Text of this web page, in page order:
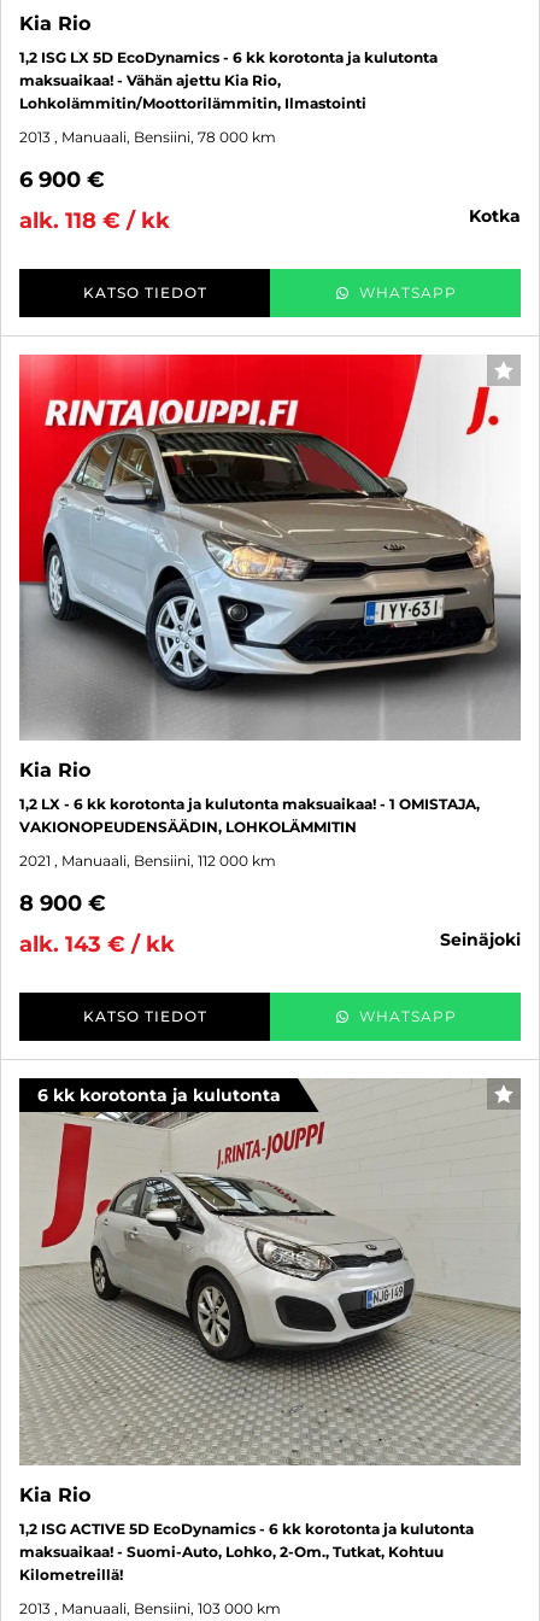
Kia Rio
1,2 ISG LX 5D EcoDynamics - 6 kk korotonta ja kulutonta
maksuaikaa! - Vähän ajettu Kia Rio,
Lohkolämmitin/Moottorilämmitin, Ilmastointi
2013 , Manuaali, Bensiini, 78 000 km
6 900 €
alk. 118 € / kk
kotka
KATSO TIEDOT WHATSAPP
Kia Rio
1,2 LX - 6 kk korotonta ja kulutonta maksuaikaa! - 1 OMISTAJA,
VAKIONOPEUDENSÄÄDIN, LOHKOLÄMMITIN
2021 , Manuaali, Bensiini, 112 000 km
8 900 €
alk. 143 € / kk
seinäjoki
KATSO TIEDOT WHATSAPP
6 kk korotonta ja kulutonta
Kia Rio
1,2 ISG ACTIVE 5D EcoDynamics - 6 kk korotonta ja kulutonta
maksuaikaa! - Suomi-Auto, Lohko, 2-Om., Tutkat, Kohtuu
Kilometreillä!
2013 , Manuaali, Bensiini, 103 000 km